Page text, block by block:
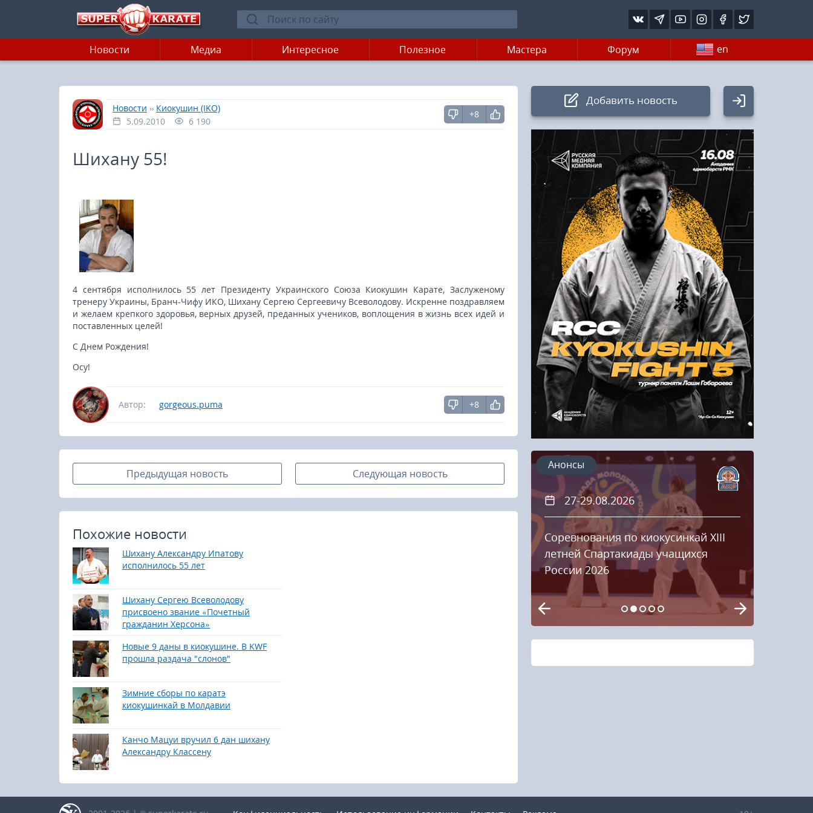
Новости Медиа Интересное Полезное Мастера Форум en
Главная
»
Новости » Киокушин (IKO)
5.09.2010
6 190
+8
Шихану 55!
4 сентября исполнилось 55 лет Президенту Украинского Союза Киокушин Карате, Заслуженому
тренеру Украины, Бранч-Чифу ИКО, Шихану Сергею Сергеевичу Всеволодову. Искренне поздравляем
и желаем крепкого здоровья, верных друзей, преданных учеников, воплощения в жизнь всех идей и
поставленных целей!
С Днем Рождения!
Осу!
Автор: gorgeous.puma +8
Предыдущая новость Следующая новость
Похожие новости
Шихану Александру Ипатову
исполнилось 55 лет
Шихану Сергею Всеволодову
присвоено звание «Почетный
гражданин Херсона»
Новые 9 даны в киокушине. В KWF
прошла раздача "слонов"
Зимние сборы по каратэ
киокушинкай в Молдавии
Канчо Мацуи вручил 6 дан шихану
Александру Классену
Добавить новость
Авторизация
Логин:
Пароль
Войти
Напомнить пароль
Регистрация
23-25.10.2026
Spanish Autumn Camp 2026
16.08.2026 27-29.08.2026
Соревнования по киокусинкай XIII
летней Спартакиады учащихся
России 2026
Анонсы